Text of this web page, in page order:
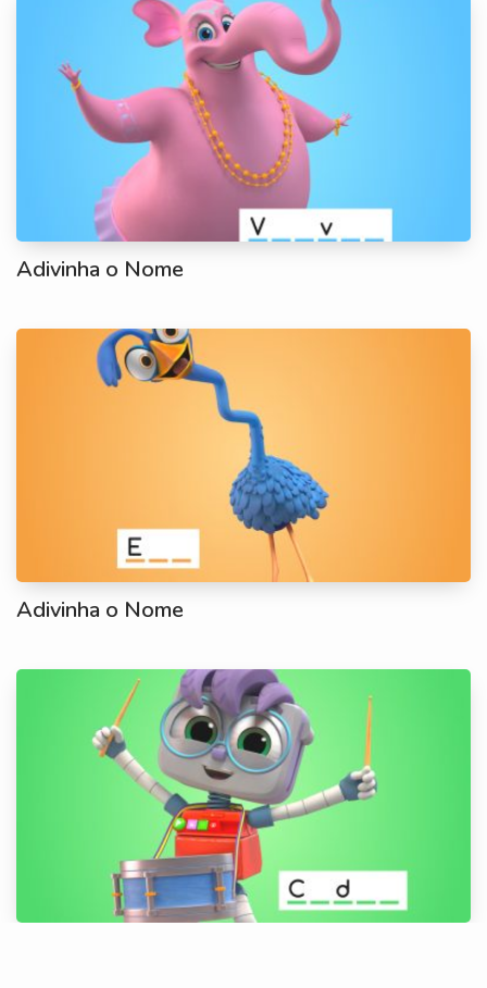
Adivinha o Nome
Adivinha o Nome